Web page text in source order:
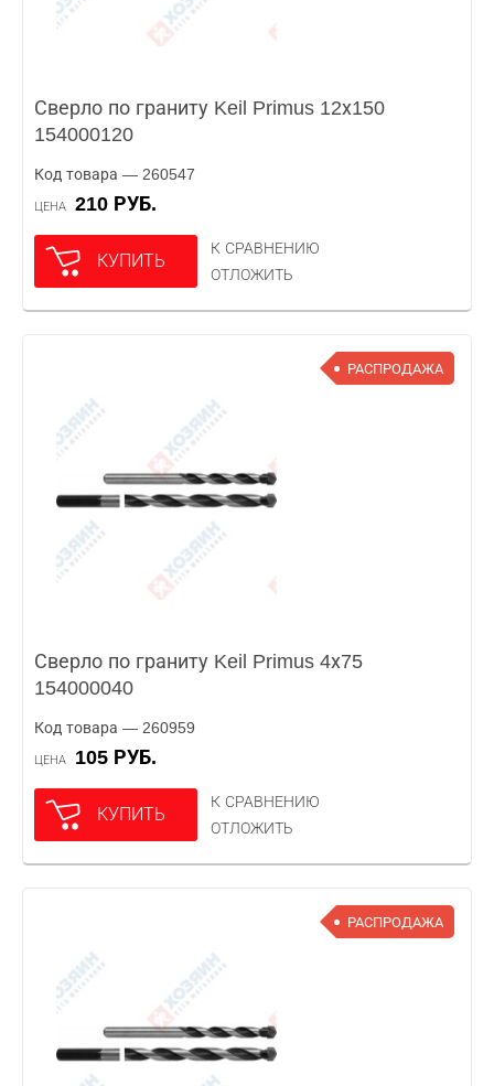
Сверло по граниту Keil Primus 12х150
154000120
Код товара — 260547
ЦЕНА 210 РУБ.
КУПИТЬ
К СРАВНЕНИЮ
ОТЛОЖИТЬ
РАСПРОДАЖА
Сверло по граниту Keil Primus 4х75
154000040
Код товара — 260959
ЦЕНА 105 РУБ.
КУПИТЬ
К СРАВНЕНИЮ
ОТЛОЖИТЬ
РАСПРОДАЖА